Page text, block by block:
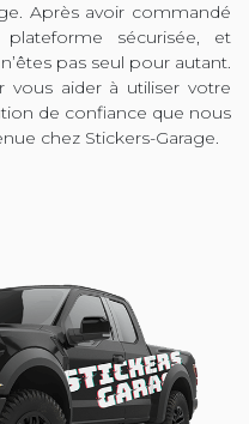
Après avoir commandé
sécurisée, et
pas seul pour autant.
aider à utiliser votre
de confiance que nous
chez Stickers-Garage.